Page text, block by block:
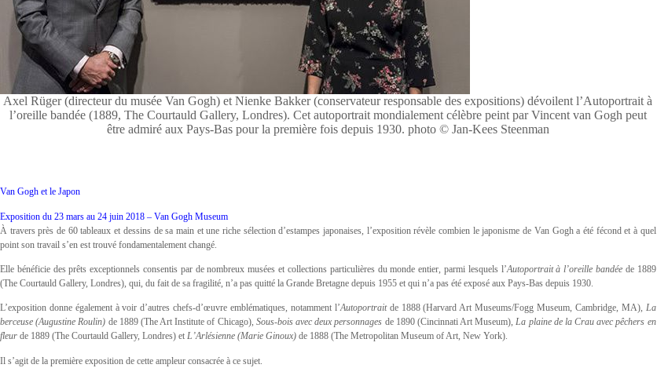
Axel Rüger (directeur du musée Van Gogh) et Nienke Bakker (conservateur responsable des expositions) dévoilent l’Autoportrait à
l’oreille bandée (1889, The Courtauld Gallery, Londres). Cet autoportrait mondialement célèbre peint par Vincent van Gogh peut
être admiré aux Pays-Bas pour la première fois depuis 1930. photo © Jan-Kees Steenman
Van Gogh et le Japon
Exposition du 23 mars au 24 juin 2018 – Van Gogh Museum
À travers près de 60 tableaux et dessins de sa main et une riche sélection d’estampes japonaises, l’exposition révèle combien le japonisme de Van Gogh a été fécond et à quel
point son travail s’en est trouvé fondamentalement changé.
Elle bénéficie des prêts exceptionnels consentis par de nombreux musées et collections particulières du monde entier, parmi lesquels l’Autoportrait à l’oreille bandée de 1889
(The Courtauld Gallery, Londres), qui, du fait de sa fragilité, n’a pas quitté la Grande Bretagne depuis 1955 et qui n’a pas été exposé aux Pays-Bas depuis 1930.
L’exposition donne également à voir d’autres chefs-d’œuvre emblématiques, notamment l’Autoportraitde 1888 (Harvard Art Museums/Fogg Museum, Cambridge, MA), La
berceuse (Augustine Roulin) de 1889 (The Art Institute of Chicago), Sous-bois avec deux personnages de 1890 (Cincinnati Art Museum),La plaine de la Crau avec pêchers en
fleur de 1889 (The Courtauld Gallery, Londres) et L’Arlésienne (Marie Ginoux) de 1888 (The Metropolitan Museum of Art, New York).
Il s’agit de la première exposition de cette ampleur consacrée à ce sujet.